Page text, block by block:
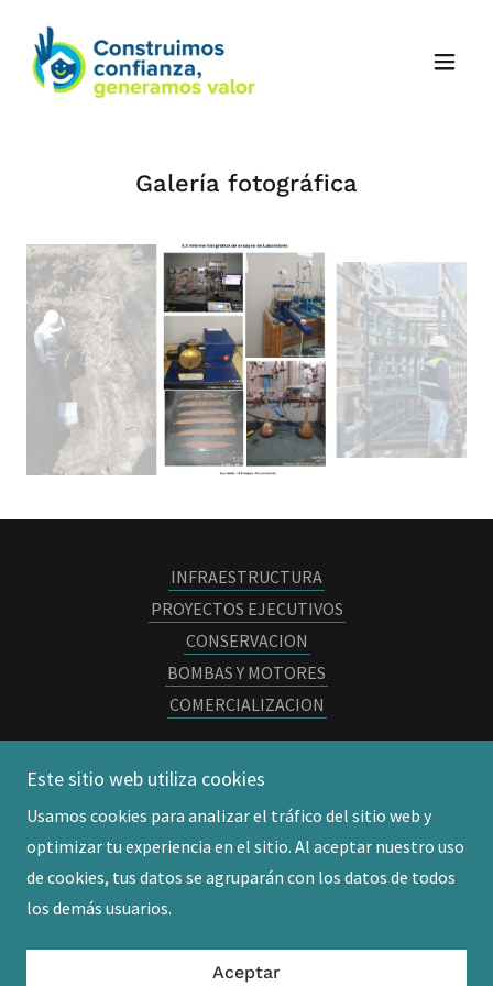
Galería fotográfica
INFRAESTRUCTURA
PROYECTOS EJECUTIVOS
CONSERVACION
BOMBAS Y MOTORES
COMERCIALIZACION
MOBAEN SERVICIOS
Copyright © 2016 MOBAEN SERVICIOS - Todos los
Este sitio web utiliza cookies
Usamos cookies para analizar el tráfico del sitio web y
optimizar tu experiencia en el sitio. Al aceptar nuestro uso
de cookies, tus datos se agruparán con los datos de todos
los demás usuarios.
Aceptar